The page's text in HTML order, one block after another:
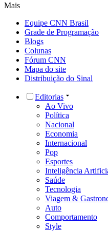
Mais
Equipe CNN Brasil
Grade de Programação
Blogs
Colunas
Fórum CNN
Mapa do site
Distribuição do Sinal
Editorias
Ao Vivo
Política
Nacional
Economia
Internacional
Pop
Esportes
Inteligência
Saúde
Tecnologia
Viagem &
Auto
Comportamento
Style